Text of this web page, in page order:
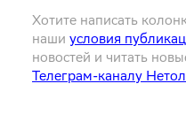
Хотите написать
наши условия
новостей и читать
Телеграм-каналу